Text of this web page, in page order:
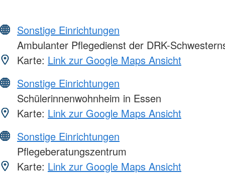
Sonstige Einrichtungen
Ambulanter Pflegedienst der DRK-
Karte: Link zur Google Maps Ansicht
Sonstige Einrichtungen
Schülerinnenwohnheim in Essen
Karte: Link zur Google Maps Ansicht
Sonstige Einrichtungen
Pflegeberatungszentrum
Karte: Link zur Google Maps Ansicht